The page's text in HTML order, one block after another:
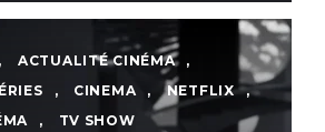
, ACTUALITÉ CINÉMA
,
, CINEMA , NETFLIX
,
, TV SHOW